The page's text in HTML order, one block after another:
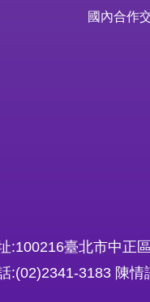
國內合作
:100216臺北市中正
:(02)2341-3183 陳